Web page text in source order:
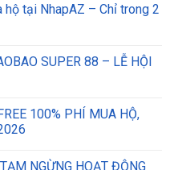
hộ tại NhapAZ – Chỉ trong 2
SUPER 88 – LỄ HỘI
100% PHÍ MUA HỘ,
NGỪNG HOẠT ĐỘNG